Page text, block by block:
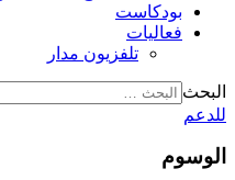
بودكاست
فعاليات
تلفزيون مدار
البحث
للدعم
الوسوم